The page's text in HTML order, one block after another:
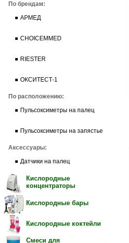
По брендам:
АРМЕД
CHOICEMMED
RIESTER
ОКСИТЕСТ-1
По расположению:
Пульсоксиметры на палец
Пульсоксиметры на запястье
Аксессуары:
Датчики на палец
Кислородные
концентраторы
Кислородные бары
Кислородные коктейли
Смеси для